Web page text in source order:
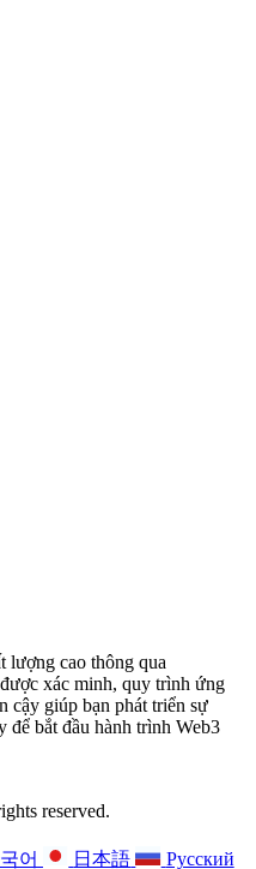
lượng cao thông qua
xác minh, quy trình ứng
cậy giúp bạn phát triển sự
để bắt đầu hành trình Web3
reserved.
어 日本語 Русский